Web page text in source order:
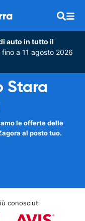
auto in tutto il
a 11 agosto 2026
Stara
le offerte delle
al posto tuo.
conosciuti